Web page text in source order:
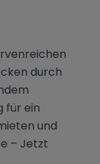
durch
für ein
und
– Jetzt